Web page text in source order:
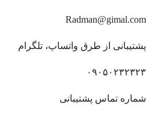
Radman@gimal.com
پشتیبانی از طرق واتساپ، تلگرام
۰۹۰۵۰۲۳۲۳۲۳
شماره تماس پشتیبانی